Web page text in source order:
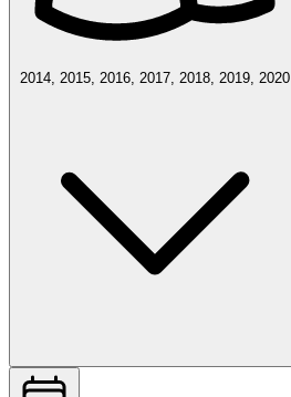
2014, 2015, 2016, 2017, 2018, 2019, 2020